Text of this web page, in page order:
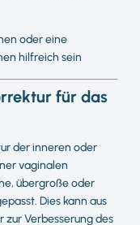
oder eine
hilfreich sein
für das
der inneren oder
vaginalen
übergroße oder
Dies kann aus
Verbesserung des